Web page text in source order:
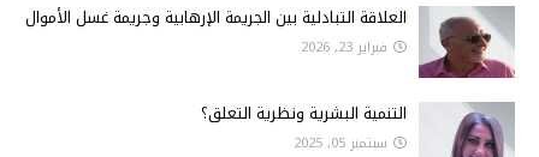
العلاقة التبادلية بين الجريمة الإرهابية وجريمة غسل الأموال
فبراير 23, 2026
التنمية البشرية ونظرية التعلق؟
سبتمبر 05, 2025